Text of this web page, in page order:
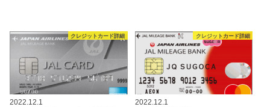
クレジットカード詳細
2022.12.1
クレジットカード詳細
2022.12.1